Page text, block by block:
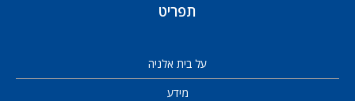
תפריט
על בית אלניה
מידע